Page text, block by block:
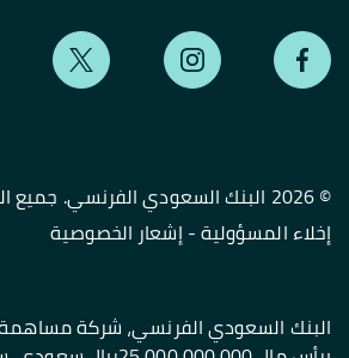
©2026 البنك السعودي الفرنسي. جميع الحقوق محفوظة.
إخلاء المسؤولية-إشعار الخصوصية
البنك السعودي الفرنسي، شركة